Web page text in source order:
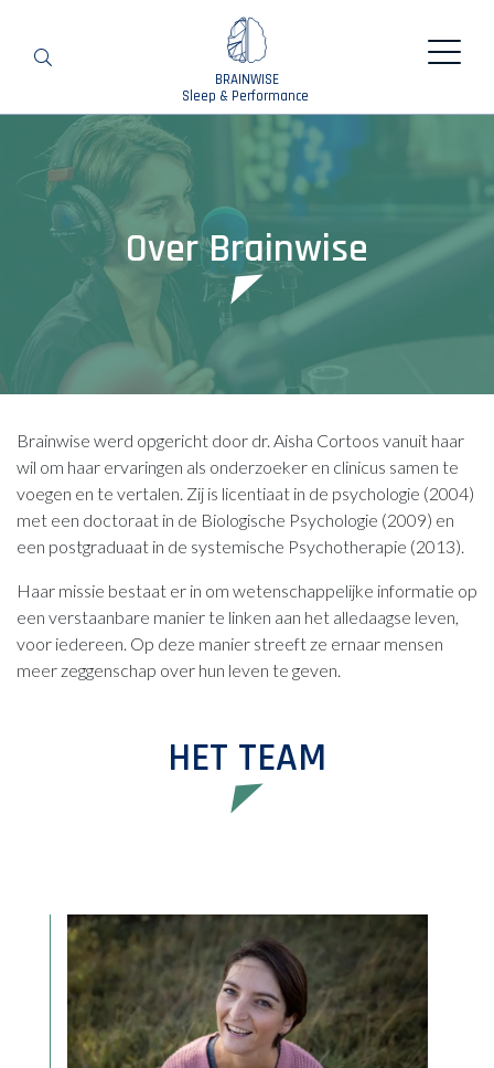
BRAINWISE
Sleep & Performance
Over Brainwise
Brainwise werd opgericht door dr. Aisha Cortoos vanuit haar
wil om haar ervaringen als onderzoeker en clinicus samen te
voegen en te vertalen. Zij is licentiaat in de psychologie (2004)
met een doctoraat in de Biologische Psychologie (2009) en
een postgraduaat in de systemische Psychotherapie (2013).
Haar missie bestaat er in om wetenschappelijke informatie op
een verstaanbare manier te linken aan het alledaagse leven,
voor iedereen. Op deze manier streeft ze ernaar mensen
meer zeggenschap over hun leven te geven.
HET TEAM